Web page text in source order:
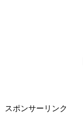
スポンサーリンク